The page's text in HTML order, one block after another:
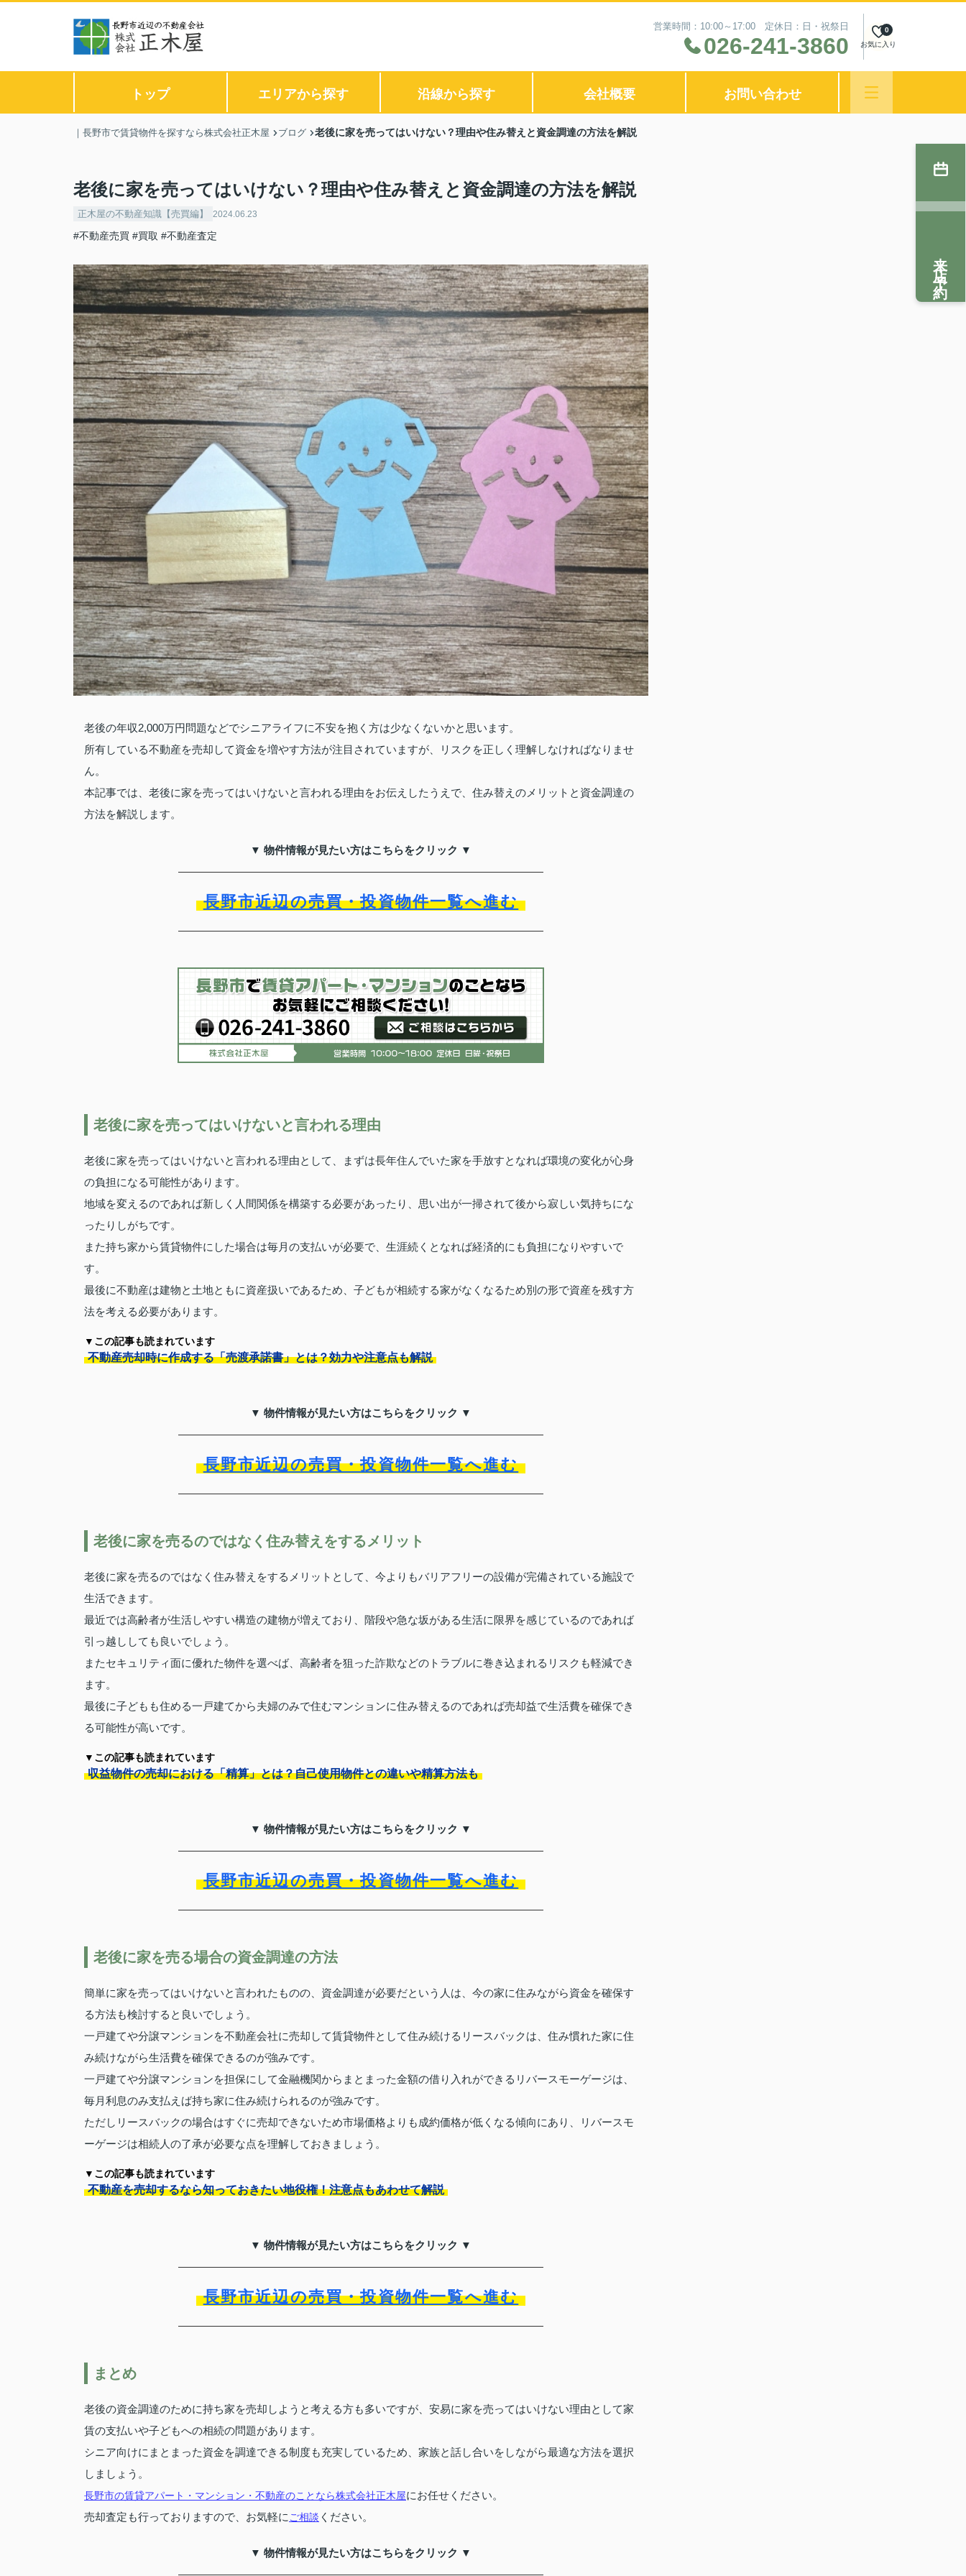
営業時間：10:00～17:00 定休日：日・祝祭日
026-241-3860 お気に入り
0
トップ エリアから探す 沿線から探す 会社概要 お問い合わせ
｜長野市で賃貸物件を探すなら株式会社正木屋 ブログ 老後に家を売ってはいけない？理由や住み替えと資金調達の方法を解説
老後に家を売ってはいけない？理由や住み替えと資金調達の方法を解説
正木屋の不動産知識【売買編】 2024.06.23
#不動産売買 #買取 #不動産査定
老後の年収2,000万円問題などでシニアライフに不安を抱く方は少なくないかと思います。
所有している不動産を売却して資金を増やす方法が注目されていますが、リスクを正しく理解しなければなりませ
ん。
本記事では、老後に家を売ってはいけないと言われる理由をお伝えしたうえで、住み替えのメリットと資金調達の
方法を解説します。
▼ 物件情報が見たい方はこちらをクリック ▼
長野市近辺の売買・投資物件一覧へ進む
老後に家を売ってはいけないと言われる理由
老後に家を売ってはいけないと言われる理由として、まずは長年住んでいた家を手放すとなれば環境の変化が心身
の負担になる可能性があります。
地域を変えるのであれば新しく人間関係を構築する必要があったり、思い出が一掃されて後から寂しい気持ちにな
ったりしがちです。
また持ち家から賃貸物件にした場合は毎月の支払いが必要で、生涯続くとなれば経済的にも負担になりやすいで
す。
最後に不動産は建物と土地ともに資産扱いであるため、子どもが相続する家がなくなるため別の形で資産を残す方
法を考える必要があります。
▼この記事も読まれています
不動産売却時に作成する「売渡承諾書」とは？効力や注意点も解説
▼ 物件情報が見たい方はこちらをクリック ▼
長野市近辺の売買・投資物件一覧へ進む
老後に家を売るのではなく住み替えをするメリット
老後に家を売るのではなく住み替えをするメリットとして、今よりもバリアフリーの設備が完備されている施設で
生活できます。
最近では高齢者が生活しやすい構造の建物が増えており、階段や急な坂がある生活に限界を感じているのであれば
引っ越ししても良いでしょう。
またセキュリティ面に優れた物件を選べば、高齢者を狙った詐欺などのトラブルに巻き込まれるリスクも軽減でき
ます。
最後に子どもも住める一戸建てから夫婦のみで住むマンションに住み替えるのであれば売却益で生活費を確保でき
る可能性が高いです。
▼この記事も読まれています
収益物件の売却における「精算」とは？自己使用物件との違いや精算方法も
▼ 物件情報が見たい方はこちらをクリック ▼
長野市近辺の売買・投資物件一覧へ進む
老後に家を売る場合の資金調達の方法
簡単に家を売ってはいけないと言われたものの、資金調達が必要だという人は、今の家に住みながら資金を確保す
る方法も検討すると良いでしょう。
一戸建てや分譲マンションを不動産会社に売却して賃貸物件として住み続けるリースバックは、住み慣れた家に住
み続けながら生活費を確保できるのが強みです。
一戸建てや分譲マンションを担保にして金融機関からまとまった金額の借り入れができるリバースモーゲージは、
毎月利息のみ支払えば持ち家に住み続けられるのが強みです。
ただしリースバックの場合はすぐに売却できないため市場価格よりも成約価格が低くなる傾向にあり、リバースモ
ーゲージは相続人の了承が必要な点を理解しておきましょう。
▼この記事も読まれています
不動産を売却するなら知っておきたい地役権！注意点もあわせて解説
▼ 物件情報が見たい方はこちらをクリック ▼
長野市近辺の売買・投資物件一覧へ進む
まとめ
老後の資金調達のために持ち家を売却しようと考える方も多いですが、安易に家を売ってはいけない理由として家
賃の支払いや子どもへの相続の問題があります。
シニア向けにまとまった資金を調達できる制度も充実しているため、家族と話し合いをしながら最適な方法を選択
しましょう。
長野市の賃貸アパート・マンション・不動産のことなら株式会社正木屋にお任せください。
売却査定も行っておりますので、お気軽にご相談 ください。
▼ 物件情報が見たい方はこちらをクリック ▼
来店予約